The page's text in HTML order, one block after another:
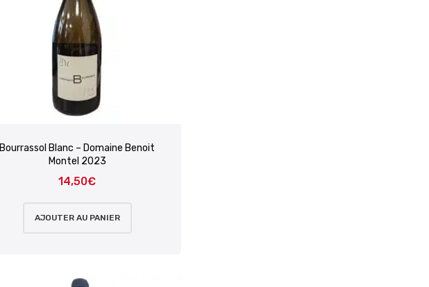
Bourrassol Blanc – Domaine Benoit
Montel 2023
14,50€
AJOUTER AU PANIER